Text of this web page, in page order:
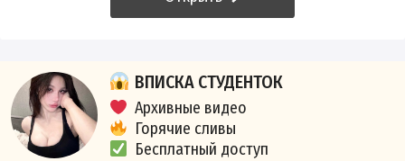
ВПИСКА СТУДЕНТОК
Архивные видео
Горячие сливы
Бесплатный доступ